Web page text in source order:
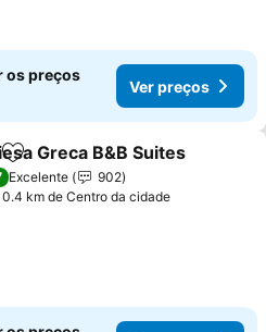
os preços
Ver preços
Adicionar aos favoritos
Greca B&B Suites
Excelente
902
0.4 km de Centro da cidade